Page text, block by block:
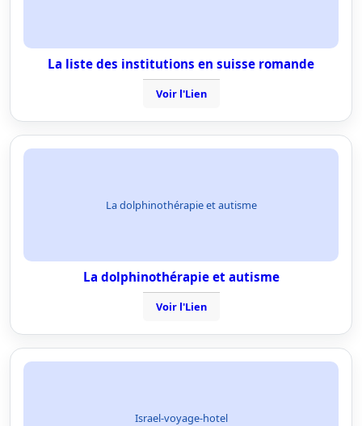
La liste des institutions en suisse romande
Voir l'Lien
La dolphinothérapie et autisme
La dolphinothérapie et autisme
Voir l'Lien
Israel-voyage-hotel